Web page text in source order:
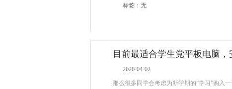
标签：无
目前最适合学生党平板电脑，
2020-04-02
那么很多同学会考虑为新学期的“学习”购入